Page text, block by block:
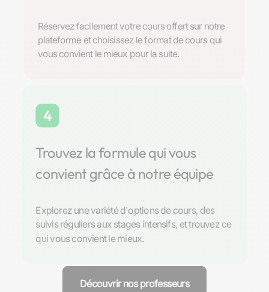
Réservez facilement votre cours offert sur notre
plateforme et choisissez le format de cours qui
vous convient le mieux pour la suite.
4
Trouvez la formule qui vous
convient grâce à notre équipe
Explorez une variété d'options de cours, des
suivis réguliers aux stages intensifs, et trouvez ce
qui vous convient le mieux.
Découvrir nos professeurs